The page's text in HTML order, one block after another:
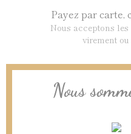
Payez par carte,
Nous acceptons
virement
Nous